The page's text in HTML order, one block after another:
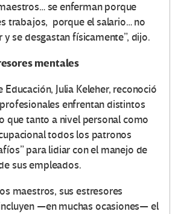
se enferman porque
trabajos, porque el salario… no
y se desgastan físicamente”, dijo.
mentales
Educación, Julia Keleher, reconoció
enfrentan distintos
que tanto a nivel personal como
todos los patronos
para lidiar con el manejo de
sus empleados.
maestros, sus estresores
—en muchas ocasiones— el